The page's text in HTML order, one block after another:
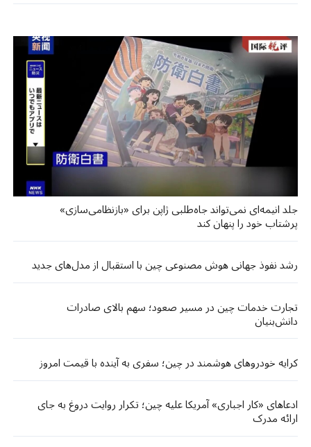
جلد انیمه‌ای نمی‌تواند جاه‌طلبی ژاپن برای «بازنظامی‌سازی»
پرشتاب خود را پنهان کند
رشد نفوذ جهانی هوش مصنوعی چین با استقبال از مدل‌های جدید
تجارت خدمات چین در مسیر صعود؛ سهم بالای صادرات
دانش‌بنیان
کرایه خودروهای هوشمند در چین؛ سفری به آینده با قیمت امروز
ادعاهای «کار اجباری» آمریکا علیه چین؛ تکرار روایت دروغ به جای
ارائه مدرک